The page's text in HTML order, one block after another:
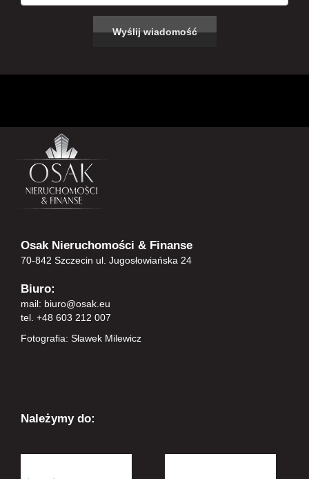
Osak Nieruchomości & Finanse
70-842 Szczecin ul. Jugosłowiańska 24
Biuro:
mail: biuro@osak.eu
tel. +48 603 212 007
Fotografia: Sławek Milewicz
Należymy do: